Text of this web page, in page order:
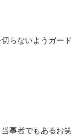
らないようガー
事者でもあるお